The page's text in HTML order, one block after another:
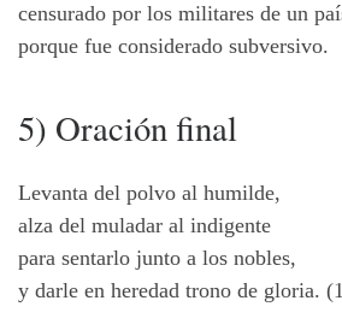
censurado por los militares de un
porque fue considerado subversivo.
5) Oración final
Levanta del polvo al humilde,
alza del muladar al indigente
para sentarlo junto a los nobles,
y darle en heredad trono de gloria.